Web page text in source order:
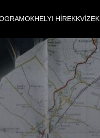
HELYI HÍREKKVÍZEK